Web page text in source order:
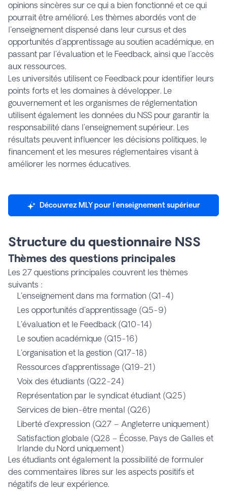
opinions sincères sur ce qui a bien fonctionné et ce qui
pourrait être amélioré. Les thèmes abordés vont de
l'enseignement dispensé dans leur cursus et des
opportunités d'apprentissage au soutien académique, en
passant par l'évaluation et le Feedback, ainsi que l'accès
aux ressources.
Les universités utilisent ce Feedback pour identifier leurs
points forts et les domaines à développer. Le
gouvernement et les organismes de réglementation
utilisent également les données du NSS pour garantir la
responsabilité dans l'enseignement supérieur. Les
résultats peuvent influencer les décisions politiques, le
financement et les mesures réglementaires visant à
améliorer les normes éducatives.
Découvrez MLY pour l'enseignement supérieur
Structure du questionnaire NSS
Thèmes des questions principales
Les 27 questions principales couvrent les thèmes
suivants :
L'enseignement dans ma formation (Q1-4)
Les opportunités d'apprentissage (Q5-9)
L'évaluation et le Feedback (Q10-14)
Le soutien académique (Q15-16)
L'organisation et la gestion (Q17-18)
Ressources d’apprentissage (Q19-21)
Voix des étudiants (Q22-24)
Représentation par le syndicat étudiant (Q25)
Services de bien-être mental (Q26)
Liberté d’expression (Q27 – Angleterre uniquement)
Satisfaction globale (Q28 – Écosse, Pays de Galles et
Irlande du Nord uniquement)
Les étudiants ont également la possibilité de formuler
des commentaires libres sur les aspects positifs et
négatifs de leur expérience.